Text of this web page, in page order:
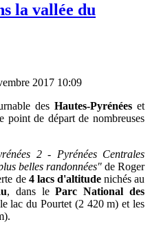
la vallée du
2017 10:09
desHautes-Pyrénées et
point de départ de nombreuses
2 - Pyrénées Centrales
belles randonnées"de Roger
de 4 lacs d'altitudenichés au
, dans leParc National des
lac du Pourtet (2 420 m) et les